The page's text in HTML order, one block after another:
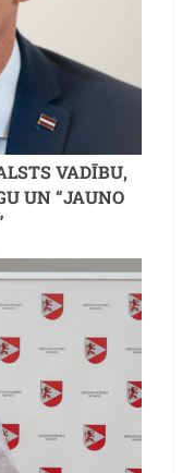
VADĪBU,
UN “JAUNO